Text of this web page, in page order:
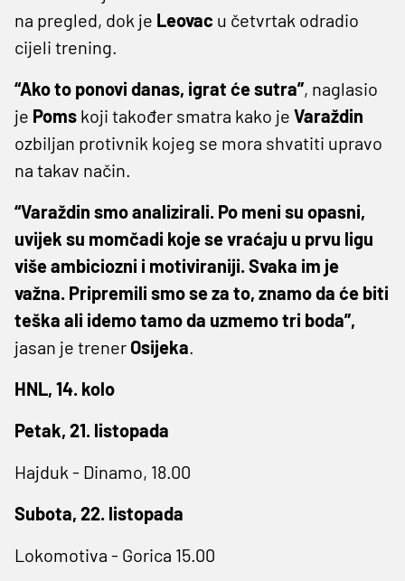
na pregled, dok je Leovac u četvrtak odradio
cijeli trening.
“Ako to ponovi danas, igrat će sutra”, naglasio
je Poms koji također smatra kako je Varaždin
ozbiljan protivnik kojeg se mora shvatiti upravo
na takav način.
“Varaždin smo analizirali. Po meni su opasni,
uvijek su momčadi koje se vraćaju u prvu ligu
više ambiciozni i motiviraniji. Svaka im je
važna. Pripremili smo se za to, znamo da će biti
teška ali idemo tamo da uzmemo tri boda”,
jasan je trener Osijeka.
HNL, 14. kolo
Petak, 21. listopada
Hajduk - Dinamo, 18.00
Subota, 22. listopada
Lokomotiva - Gorica 15.00